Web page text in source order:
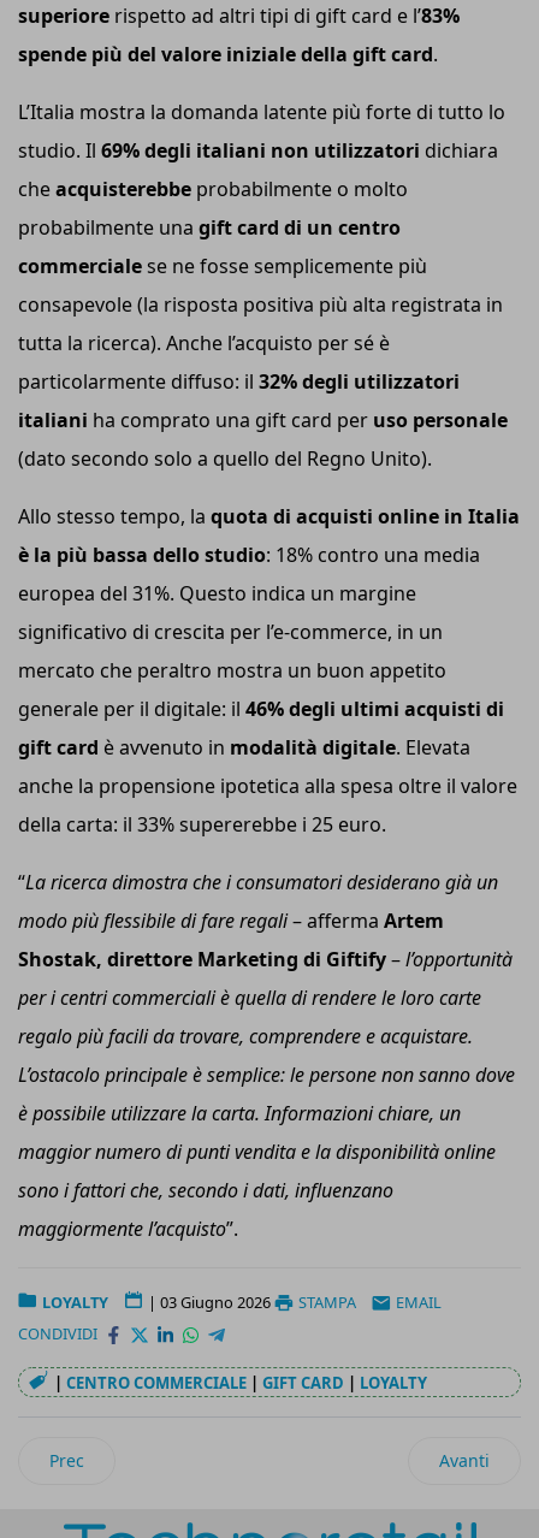
superiore rispetto ad altri tipi di gift card e l’83%
spende più del valore iniziale della gift card.
L’Italia mostra la domanda latente più forte di tutto lo
studio. Il 69% degli italiani non utilizzatori dichiara
cheacquisterebbe probabilmente o molto
probabilmente una gift card di un centro
commercialese ne fosse semplicemente più
consapevole (la risposta positiva più alta registrata in
tutta la ricerca). Anche l’acquisto per sé è
particolarmente diffuso: il 32% degli utilizzatori
italiani ha comprato una gift card per uso personale
(dato secondo solo a quello del Regno Unito).
Allo stesso tempo, la quota di acquisti online in Italia
è la più bassa dello studio: 18% contro una media
europea del 31%. Questo indica un margine
significativo di crescita per l’e-commerce, in un
mercato che peraltro mostra un buon appetito
generale per il digitale: il 46% degli ultimi acquisti di
gift card è avvenuto in modalità digitale. Elevata
anche la propensione ipotetica alla spesa oltre il valore
della carta: il 33% supererebbe i 25 euro.
“La ricerca dimostra che i consumatori desiderano già un
modo più flessibile di fare regali– afferma Artem
Shostak, direttore Marketing di Giftify–l’opportunità
per i centri commerciali è quella di rendere le loro carte
regalo più facili da trovare, comprendere e acquistare.
L’ostacolo principale è semplice: le persone non sanno dove
è possibile utilizzare la carta. Informazioni chiare, un
maggior numero di punti vendita e la disponibilità online
sono i fattori che, secondo i dati, influenzano
maggiormente l’acquisto”.
LOYALTY | 03 Giugno 2026 STAMPA
EMAIL
CONDIVIDI
| CENTRO COMMERCIALE | GIFT CARD | LOYALTY
Articolo precedente: Schär: nuovo pack e nuova campagna
Prec Articolo
Avanti